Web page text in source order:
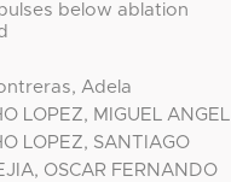
below ablation
Adela
LOPEZ, MIGUEL ANGEL
LOPEZ, SANTIAGO
OSCAR FERNANDO